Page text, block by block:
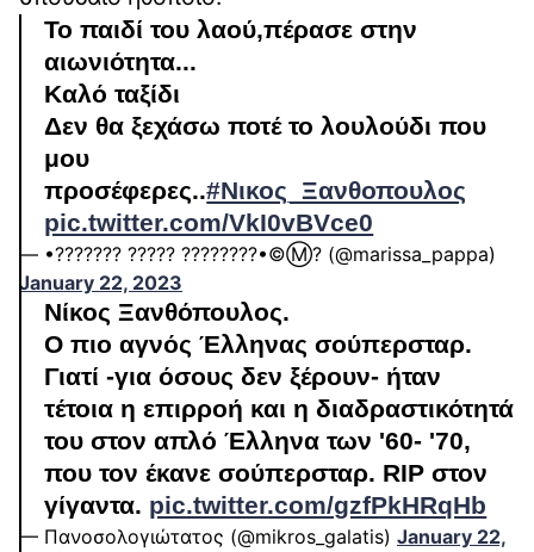
Το παιδί του λαού,πέρασε στην
αιωνιότητα...
Καλό ταξίδι
Δεν θα ξεχάσω ποτέ το λουλούδι που
μου
προσέφερες..#Νικος_Ξανθοπουλος
pic.twitter.com/VkI0vBVce0
— •??????? ????? ????????•©️Ⓜ️? (@marissa_pappa)
January 22, 2023
Νίκος Ξανθόπουλος.
Ο πιο αγνός Έλληνας σούπερσταρ.
Γιατί -για όσους δεν ξέρουν- ήταν
τέτοια η επιρροή και η διαδραστικότητά
του στον απλό Έλληνα των '60- '70,
που τον έκανε σούπερσταρ. RIP στον
γίγαντα. pic.twitter.com/gzfPkHRqHb
— Πανοσολογιώτατος (@mikros_galatis) January 22,